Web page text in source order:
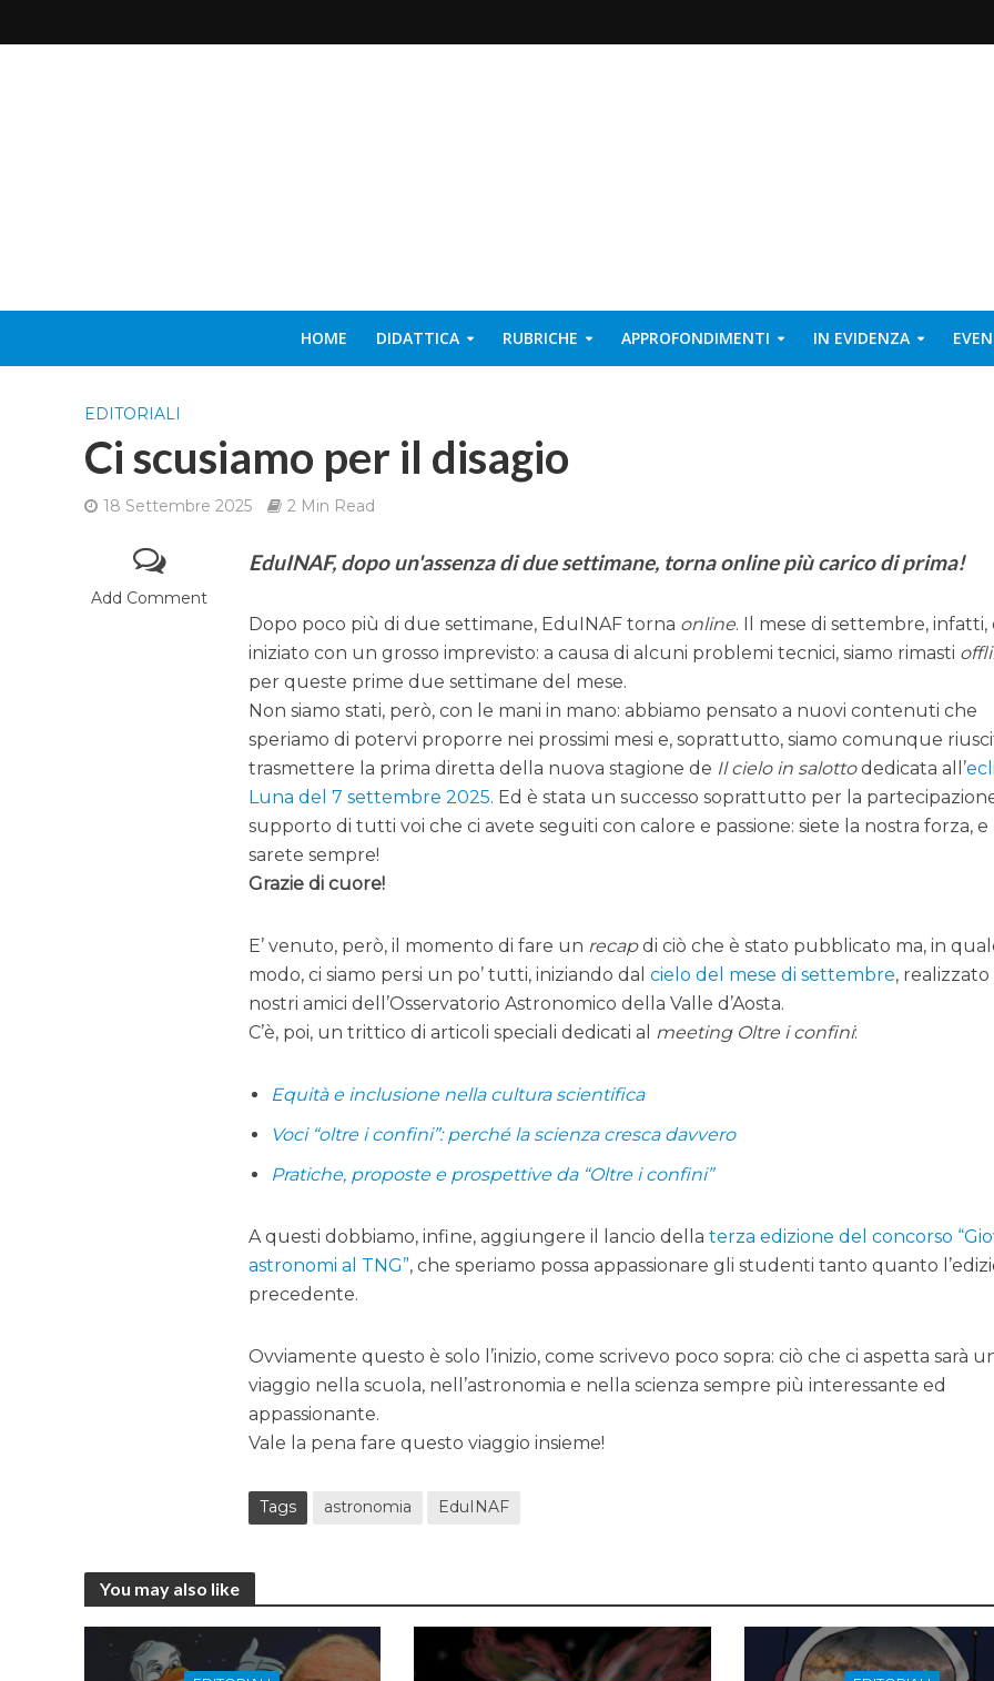
HOME DIDATTICA RUBRICHE APPROFONDIMENTI IN EVIDENZA
EDITORIALI
Ci scusiamo per il disagio
18 Settembre 2025 2 Min Read
Add Comment
EduINAF, dopo un'assenza di due settimane, torna online più carico di prima!
Dopo poco più di due settimane, EduINAF torna online. Il mese di settembre, infatti,
iniziato con un grosso imprevisto: a causa di alcuni problemi tecnici, siamo rimasti
per queste prime due settimane del mese.
Non siamo stati, però, con le mani in mano: abbiamo pensato a nuovi contenuti che
speriamo di potervi proporre nei prossimi mesi e, soprattutto, siamo comunque
trasmettere la prima diretta della nuova stagione de Il cielo in salottodedicata all’
Luna del 7 settembre 2025. Ed è stata un successo soprattutto per la
supporto di tutti voi che ci avete seguiti con calore e passione: siete la nostra forza, e
sarete sempre!
Grazie di cuore!
E’ venuto, però, il momento di fare un recapdi ciò che è stato pubblicato ma, in
modo, ci siamo persi un po’ tutti, iniziando dalcielo del mese di settembre, realizzato
nostri amici dell’Osservatorio Astronomico della Valle d’Aosta.
C’è, poi, un trittico di articoli speciali dedicati al meeting Oltre i confini:
Equità e inclusione nella cultura scientifica
Voci “oltre i confini”: perché la scienza cresca davvero
Pratiche, proposte e prospettive da “Oltre i confini”
A questi dobbiamo, infine, aggiungere il lancio dellaterza edizione del concorso
astronomi al TNG”, che speriamo possa appassionare gli studenti tanto quanto
precedente.
Ovviamente questo è solo l’inizio, come scrivevo poco sopra: ciò che ci aspetta sarà
viaggio nella scuola, nell’astronomia e nella scienza sempre più interessante ed
appassionante.
Vale la pena fare questo viaggio insieme!
Tags astronomia EduINAF
You may also like